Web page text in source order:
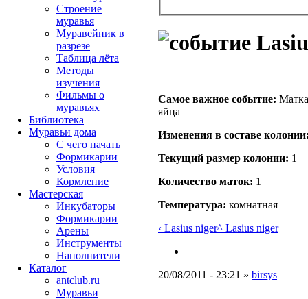
Самое важное событие:
яйца
Изменения в составе
Текущий размер кoлонии: 1
Количество маток: 1
Температура: комнатная
‹ Lasius niger^ Lasius niger
20/08/2011 - 23:21 » birsys
Строение
муравья
Муравейник в
разрезе
Таблица лёта
Методы
изучения
Фильмы о
муравьях
Библиотека
Муравьи дома
С чего начать
Формикарии
Условия
Кормление
Мастерская
Инкубаторы
Формикарии
Арены
Инструменты
Наполнители
Каталог
antclub.ru
Муравьи